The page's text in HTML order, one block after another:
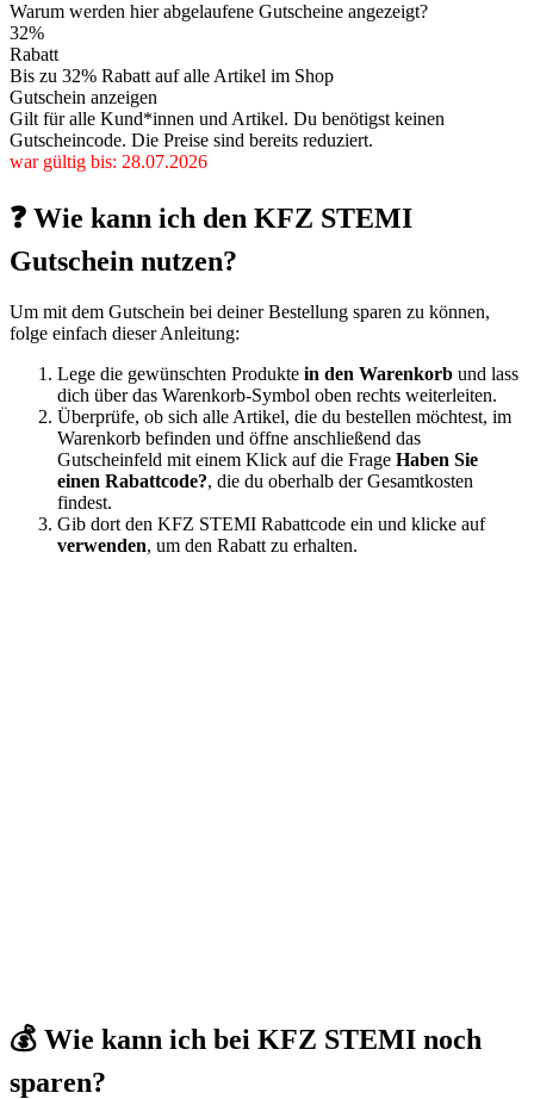
Warum werden hier abgelaufene Gutscheine angezeigt?
32%
Rabatt
Bis zu 32% Rabatt auf alle Artikel im Shop
Gutschein anzeigen
Gilt für alle Kund*innen und Artikel. Du benötigst keinen
Gutscheincode. Die Preise sind bereits reduziert.
war gültig bis: 28.07.2026
❓ Wie kann ich den KFZ STEMI
Gutschein nutzen?
Um mit dem Gutschein bei deiner Bestellung sparen zu können,
folge einfach dieser Anleitung:
Lege die gewünschten Produkte in den Warenkorb und lass
dich über das Warenkorb-Symbol oben rechts weiterleiten.
Überprüfe, ob sich alle Artikel, die du bestellen möchtest, im
Warenkorb befinden und öffne anschließend das
Gutscheinfeld mit einem Klick auf die Frage Haben Sie
einen Rabattcode?, die du oberhalb der Gesamtkosten
findest.
Gib dort den KFZ STEMI Rabattcode ein und klicke auf
verwenden, um den Rabatt zu erhalten.
💰 Wie kann ich bei KFZ STEMI noch
sparen?